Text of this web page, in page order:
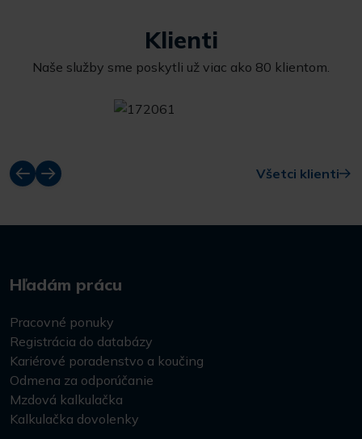
Klienti
Naše služby sme poskytli už viac ako 80 klientom.
Všetci klienti
Hľadám prácu
Pracovné ponuky
Registrácia do databázy
Kariérové poradenstvo a koučing
Odmena za odporúčanie
Mzdová kalkulačka
Kalkulačka dovolenky